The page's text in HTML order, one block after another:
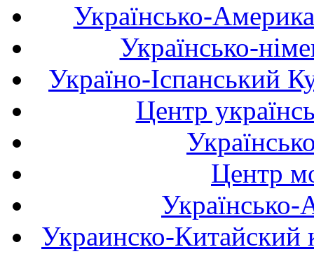
Українсько-
Українсько-
Україно-Іспанський
Центр
Центр
Українсько-
Украинско-Китайский